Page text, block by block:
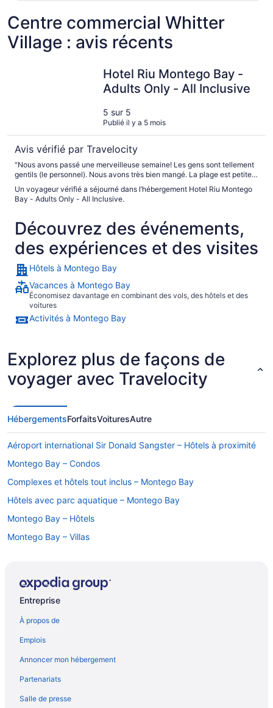
Centre commercial Whitter
Village : avis récents
Hotel Riu Montego Bay -
Adults Only - All Inclusive
5 sur 5
Publié il y a 5 mois
Avis vérifié par Travelocity
"Nous avons passé une merveilleuse semaine! Les gens sont tellement
gentils (le personnel). Nous avons très bien mangé. La plage est petite
mais la mer est chaude et d’un superbe bleu (avec quelques algues au
fond)."
Un voyageur vérifié a séjourné dans l’hébergement Hotel Riu Montego
Bay - Adults Only - All Inclusive.
Découvrez des événements,
des expériences et des visites
Hôtels à Montego Bay
Vacances à Montego Bay
Économisez davantage en combinant des vols, des hôtels et des
voitures
Activités à Montego Bay
Explorez plus de façons de
voyager avec Travelocity
HébergementsForfaitsVoituresAutre
Aéroport international Sir Donald Sangster – Hôtels à proximité
Montego Bay – Condos
Complexes et hôtels tout inclus – Montego Bay
Hôtels avec parc aquatique – Montego Bay
Montego Bay – Hôtels
Montego Bay – Villas
Entreprise
À propos de
Emplois
Annoncer mon hébergement
Partenariats
Salle de presse